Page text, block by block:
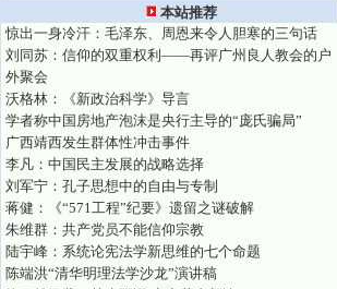
本站推荐
惊出一身冷汗：毛泽东、周恩来令人胆寒的三句话
刘同苏：信仰的双重权利——再评广州良人教会的户
外聚会
沃格林：《新政治科学》导言
学者称中国房地产泡沫是央行主导的“庞氏骗局”
广西靖西发生群体性冲击事件
李凡：中国民主发展的战略选择
刘军宁：孔子思想中的自由与专制
蒋健：《“571工程”纪要》遗留之谜破解
朱维群：共产党员不能信仰宗教
陆宇峰：系统论宪法学新思维的七个命题
陈端洪“清华明理法学沙龙”演讲稿